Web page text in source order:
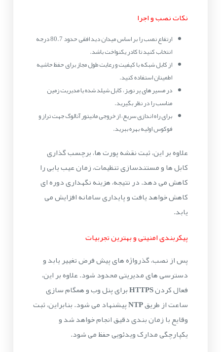
نکات نصب و اجرا
ارتفاع نصب را بر اساس میدان دید افقی حدود 80.7 درجه
انتخاب کنید تا کادر یکنواخت باشد.
از کابل شبکه با کیفیت و رعایت طول مجاز برای حفظ حاشیه
اطمینان استفاده کنید.
در مسیر های پر نویز، کابل شیلد شده یا مدیریت زمین
مناسب را در نظر بگیرید.
برای راه اندازی سریع، از خروجی مانیتور آنالوگ جهت تراز و
فوکوس اولیه بهره ببرید.
علاوه بر این، ثبت نقشه پورت ها، برچسب گذاری
کابل ها و مستندسازی تنظیمات، زمان عیب یابی را
کاهش می دهد. در نتیجه، هزینه نگهداری دوره ای
کاهش خواهد یافت و پایداری سامانه افزایش می
یابد.
پیکربندی امنیتی و بهترین تجربیات
پس از نصب، گذرواژه های پیش فرض تغییر یابد و
دسترسی های مدیریتی محدود شود. علاوه بر این،
فعال کردنHTTPSبرای پنل وب و همگام سازی
ساعت از طریقNTPپیشنهاد می شود. بنابراین، ثبت
وقایع با زمان بندی دقیق انجام خواهد شد و
یکپارچگی مدارک ویدئویی حفظ می شود.